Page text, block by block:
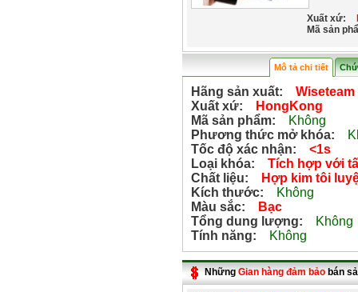
Xuất xứ:
Mã sản
Mô tả chi tiết
Hãng sản xuất:
Wiseteam
Xuất xứ:
HongKong
Mã sản phẩm:
Không
Phương thức mở khóa:
Tốc độ xác nhận:
<1s
Loại khóa:
Tích hợp với
Chất liệu:
Hợp kim tôi
Kích thước:
Không
Màu sắc:
Bạc
Tổng dung lượng:
Không
Tính năng:
Không
NhữngGian hàng đảm bảobán